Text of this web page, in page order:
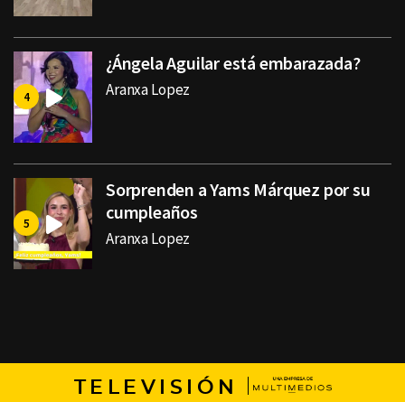
¿Ángela Aguilar está embarazada?
Aranxa Lopez
Sorprenden a Yams Márquez por su
cumpleaños
Aranxa Lopez
TELEVISIÓN